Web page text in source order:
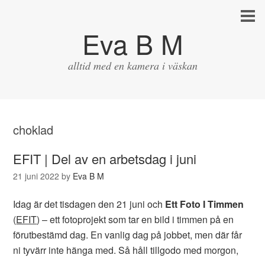
Eva B M
alltid med en kamera i väskan
choklad
EFIT | Del av en arbetsdag i juni
21 juni 2022 by Eva B M
Idag är det tisdagen den 21 juni och Ett Foto I Timmen
(EFIT) – ett fotoprojekt som tar en bild i timmen på en
förutbestämd dag. En vanlig dag på jobbet, men där får
ni tyvärr inte hänga med. Så håll tillgodo med morgon,